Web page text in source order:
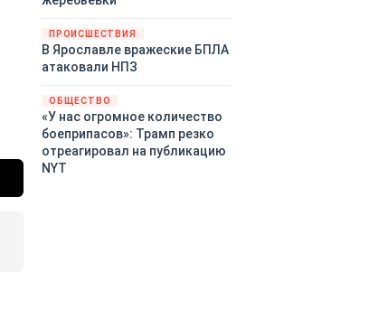
военнослужащих.
ПРОИСШЕСТВИЯ
В Ярославле вражеские БПЛА
атаковали НПЗ
ОБЩЕСТВО
«У нас огромное количество
боеприпасов»: Трамп резко
отреагировал на публикацию
NYT